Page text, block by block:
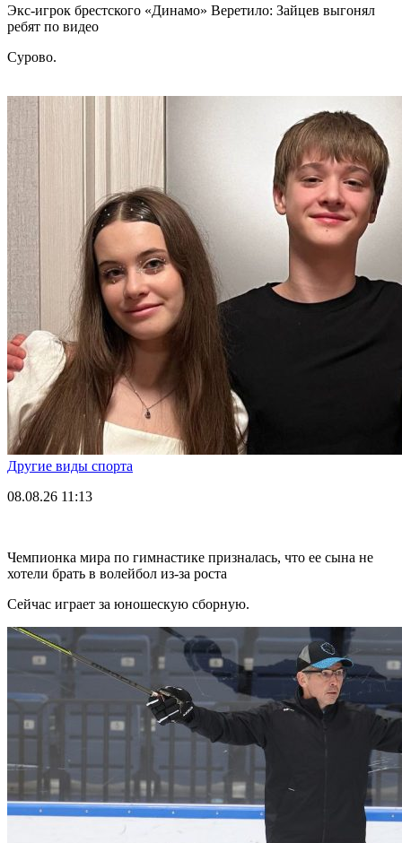
Экс-игрок брестского «Динамо» Веретило: Зайцев выгонял
ребят по видео
Сурово.
Другие виды спорта
08.08.26 11:13
Чемпионка мира по гимнастике призналась, что ее сына не
хотели брать в волейбол из-за роста
Сейчас играет за юношескую сборную.